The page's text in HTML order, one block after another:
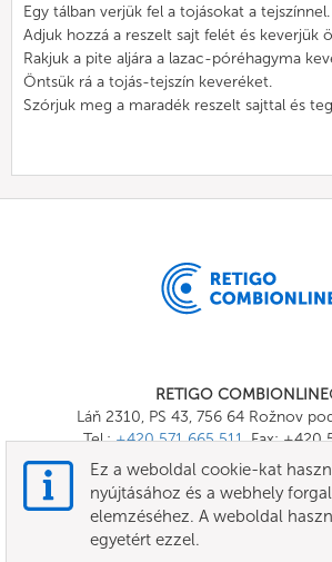
Egy tálban verjük fel a tojásokat a tejszínnel.
Adjuk hozzá a reszelt sajt felét és keverjük
Rakjuk a pite aljára a lazac-póréhagyma
Öntsük rá a tojás-tejszín keveréket.
Szórjuk meg a maradék reszelt sajttal és
RETIGO
Láň 2310, PS 43, 756 64 Rožnov
Tel.:+420 571 665 511, Fax: +420
E-mail:
Ez a weboldal cookie-kat
nyújtásához és a webhely
elemzéséhez. A weboldal
egyetért ezzel.